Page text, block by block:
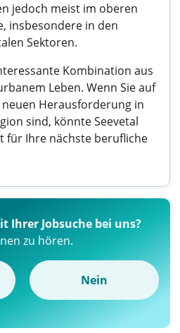
jedoch meist im oberen
insbesondere in den
Sektoren.
Kombination aus
Leben. Wenn Sie auf
Herausforderung in
sind, könnte Seevetal
für Ihre nächste berufliche
Ihrer Jobsuche bei uns?
zu hören.
Nein